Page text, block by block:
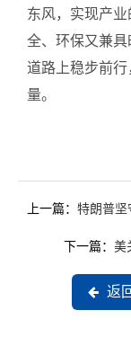
东风，实现产
全、环保又兼
道路上稳步前
量。
上一篇： 特朗普坚
下一篇： 美
返